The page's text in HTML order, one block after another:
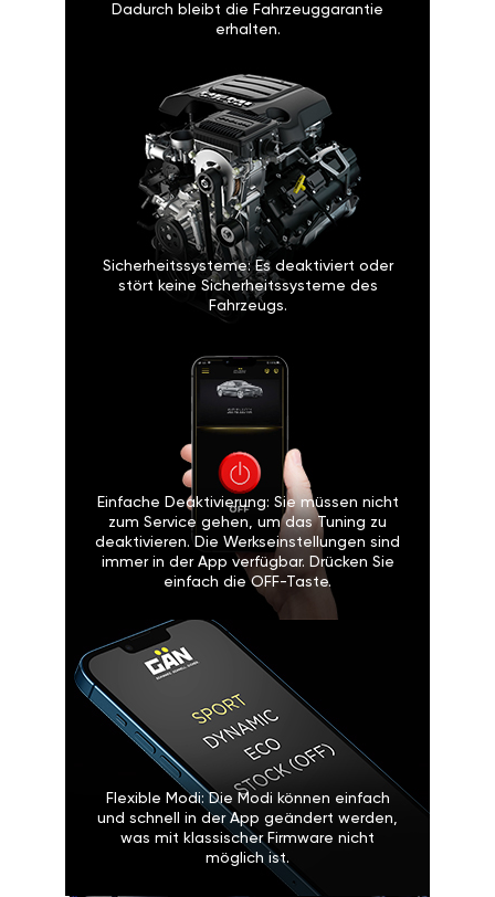
Dadurch bleibt die Fahrzeuggarantie
erhalten.
Sicherheitssysteme: Es deaktiviert oder
stört keine Sicherheitssysteme des
Fahrzeugs.
Einfache Deaktivierung: Sie müssen nicht
zum Service gehen, um das Tuning zu
deaktivieren. Die Werkseinstellungen sind
immer in der App verfügbar. Drücken Sie
einfach die OFF-Taste.
Flexible Modi: Die Modi können einfach
und schnell in der App geändert werden,
was mit klassischer Firmware nicht
möglich ist.